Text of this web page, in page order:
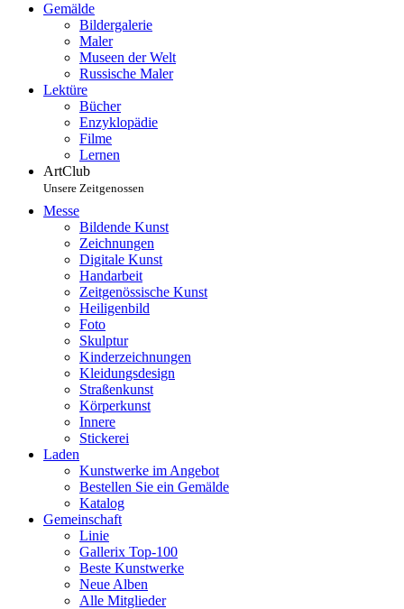
Gemälde
Bildergalerie
Maler
Museen der Welt
Russische Maler
Lektüre
Bücher
Enzyklopädie
Filme
Lernen
ArtClub
Unsere Zeitgenossen
Messe
Bildende Kunst
Zeichnungen
Digitale Kunst
Handarbeit
Zeitgenössische Kunst
Heiligenbild
Foto
Skulptur
Kinderzeichnungen
Kleidungsdesign
Straßenkunst
Körperkunst
Innere
Stickerei
Laden
Kunstwerke im Angebot
Bestellen Sie ein Gemälde
Katalog
Gemeinschaft
Linie
Gallerix Top-100
Beste Kunstwerke
Neue Alben
Alle Mitglieder